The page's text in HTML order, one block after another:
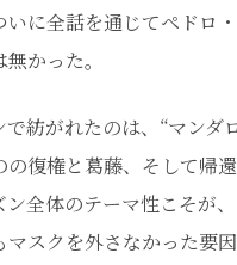
いに全話を通じてペドロ
かった。
で紡がれたのは、“マンダ
復権と葛藤、そして帰還
ン全体のテーマ性こそが
マスクを外さなかった要因